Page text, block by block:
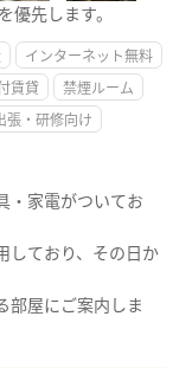
先します。
インターネット無料
賃貸
禁煙ルーム
張・研修向け
・家電がついてお
しており、その日か
部屋にご案内しま